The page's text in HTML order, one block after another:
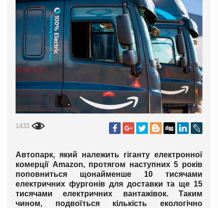
1433
Автопарк, який належить гіганту електронної
комерції Amazon, протягом наступних 5 років
поповниться щонайменше 10 тисячами
електричних фургонів для доставки та ще 15
тисячами електричних вантажівок. Таким
чином, подвоїться кількість екологічно